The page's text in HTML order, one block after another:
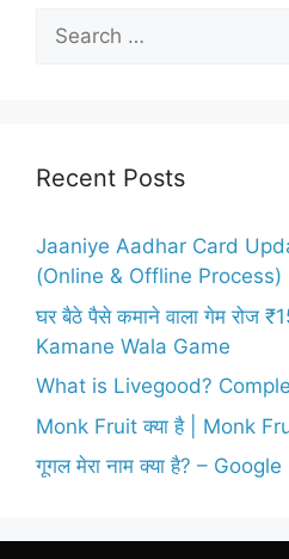
Search
for:
Recent Posts
Jaaniye Aadhar Card
(Online & Offline Process)
घर बैठे पैसे कमाने वाला गेम रोज
Kamane Wala Game
What is Livegood?
Monk Fruit क्या है | Monk
गूगल मेरा नाम क्या है? –